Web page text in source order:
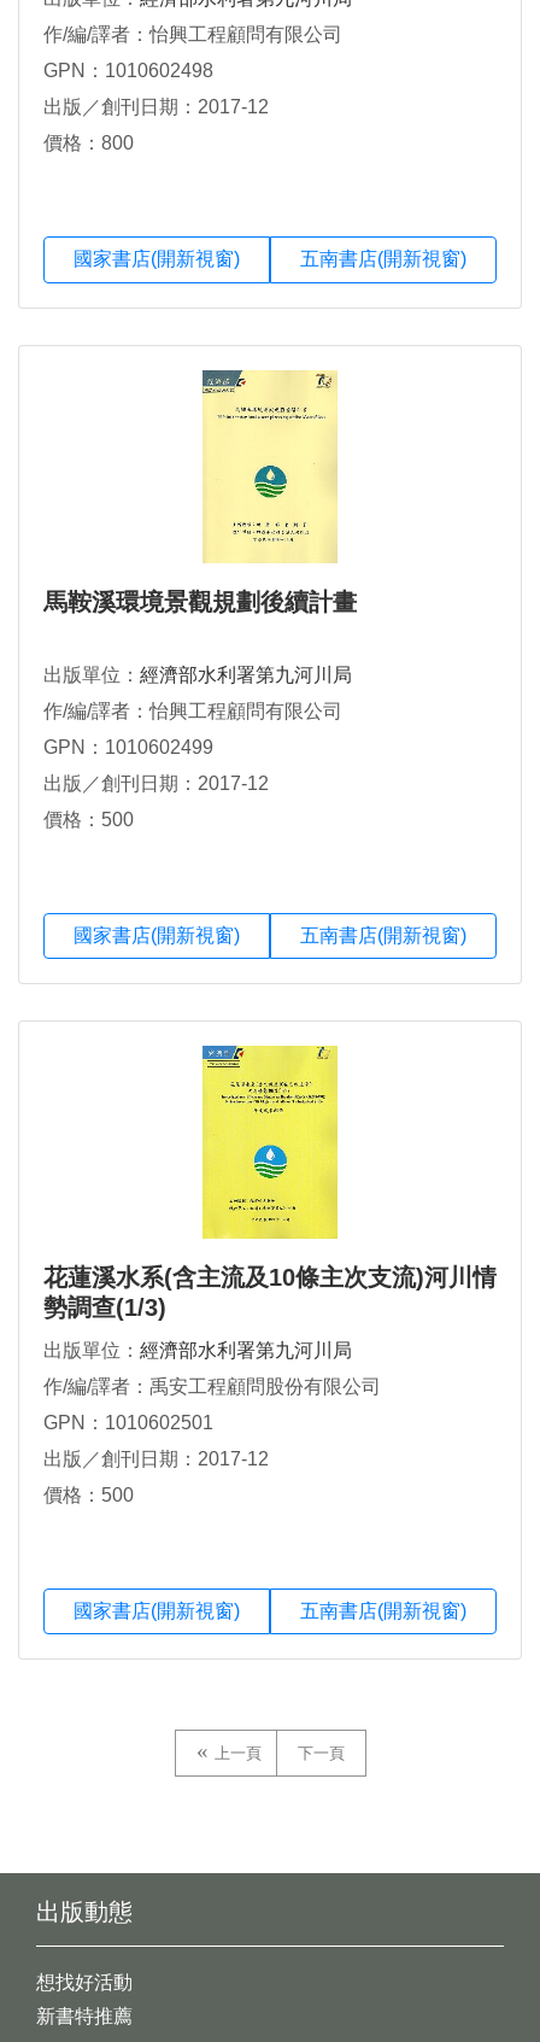
作/編/譯者：怡興工程顧問有限公司
GPN：1010602498
出版／創刊日期：2017-12
價格：800
國家書店(開新視窗) 五南書店(開新視窗)
馬鞍溪環境景觀規劃後續計畫
出版單位： 經濟部水利署第九河川局
作/編/譯者：怡興工程顧問有限公司
GPN：1010602499
出版／創刊日期：2017-12
價格：500
國家書店(開新視窗) 五南書店(開新視窗)
花蓮溪水系(含主流及10條主次支流)河川情
勢調查(1/3)
出版單位： 經濟部水利署第九河川局
作/編/譯者：禹安工程顧問股份有限公司
GPN：1010602501
出版／創刊日期：2017-12
價格：500
國家書店(開新視窗) 五南書店(開新視窗)
上一頁 下一頁
出版動態
想找好活動
新書特推薦